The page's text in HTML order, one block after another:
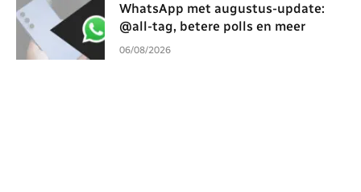
WhatsApp met augustus-update:
@all-tag, betere polls en meer
06/08/2026